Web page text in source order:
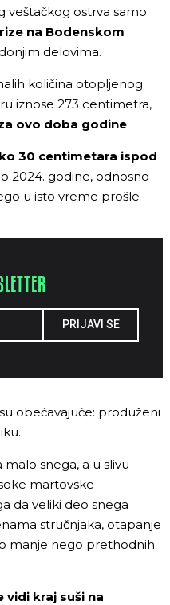
veštačkog ostrva samo
na Bodenskom
delovima.
količina otopljenog
iznose 273 centimetra,
ovo doba godine.
30 centimetara ispod
2024. godine, odnosno
u isto vreme prošle
PRIJAVI SE
obećavajuće: produženi
snega, a u slivu
martovske
da veliki deo snega
stručnjaka, otapanje
manje nego prethodnih
vidi kraj suši na